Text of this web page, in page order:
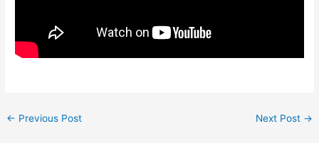
Post
← Previous Post Next Post →